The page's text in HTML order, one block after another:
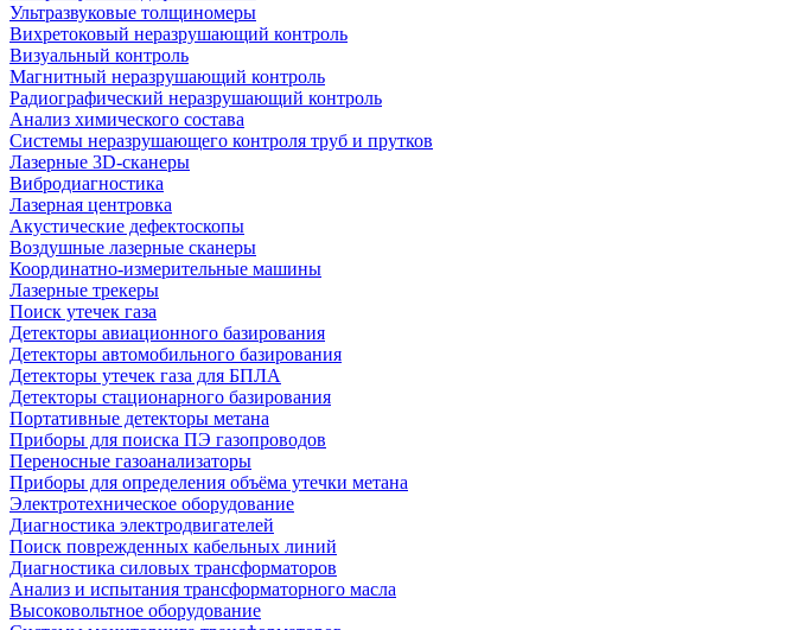
Ультразвуковые толщиномеры
Вихретоковый неразрушающий контроль
Визуальный контроль
Магнитный неразрушающий контроль
Радиографический неразрушающий контроль
Анализ химического состава
Системы неразрушающего контроля труб и прутков
Лазерные 3D-сканеры
Вибродиагностика
Лазерная центровка
Акустические дефектоскопы
Воздушные лазерные сканеры
Координатно-измерительные машины
Лазерные трекеры
Поиск утечек газа
Детекторы авиационного базирования
Детекторы автомобильного базирования
Детекторы утечек газа для БПЛА
Детекторы стационарного базирования
Портативные детекторы метана
Приборы для поиска ПЭ газопроводов
Переносные газоанализаторы
Приборы для определения объёма утечки метана
Электротехническое оборудование
Диагностика электродвигателей
Поиск поврежденных кабельных линий
Диагностика силовых трансформаторов
Анализ и испытания трансформаторного масла
Высоковольтное оборудование